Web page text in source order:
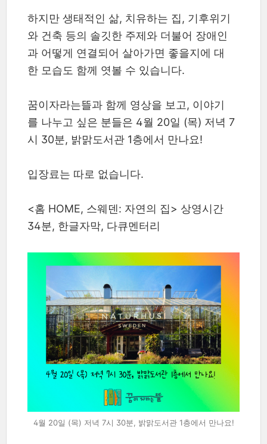
하지만 생태적인 삶, 치유하는 집, 기후위기
와 건축 등의 솔깃한 주제와 더불어 장애인
과 어떻게 연결되어 살아가면 좋을지에 대
한 모습도 함께 엿볼 수 있습니다.
꿈이자라는뜰과 함께 영상을 보고, 이야기
를 나누고 싶은 분들은 4월 20일 (목) 저녁 7
시 30분, 밝맑도서관 1층에서 만나요!
입장료는 따로 없습니다.
<홈 HOME, 스웨덴: 자연의 집> 상영시간
34분, 한글자막, 다큐멘터리
4월 20일 (목) 저녁 7시 30분, 밝맑도서관 1층에서 만나요!